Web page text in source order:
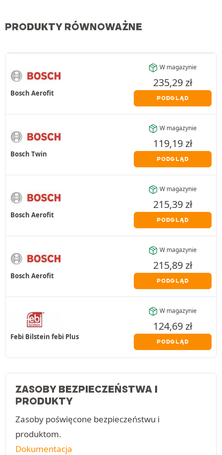
PRODUKTY RÓWNOWAŻNE
Bosch Aerofit
W magazynie
235,29zł
PODGLĄD
Bosch Twin
W magazynie
119,19zł
PODGLĄD
Bosch Aerofit
W magazynie
215,39zł
PODGLĄD
Bosch Aerofit
W magazynie
215,89zł
PODGLĄD
Febi Bilstein febi Plus
W magazynie
124,69zł
PODGLĄD
ZASOBY BEZPIECZEŃSTWA I
PRODUKTY
Zasoby poświęcone bezpieczeństwu i
produktom.
Dokumentacja